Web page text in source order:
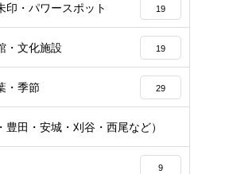
印・パワースポット 19
・文化施設 19
・季節 29
豊田・安城・刈谷・西尾など）
9